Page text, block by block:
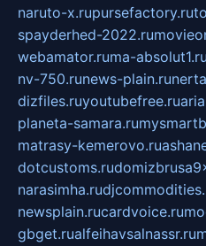
naruto-x.rupursefactory.ru
spayderhed-2022.ru
webamator.ruma-absolut1.ru
nv-750.runews-plain.ru
dizfiles.ruyoutubefree.ru
planeta-samara.ru
matrasy-kemerovo.ru
dotcustoms.ru
narasimha.ru
newsplain.rucardvoice.ru
gbget.rualfeihavsalnassr.ru